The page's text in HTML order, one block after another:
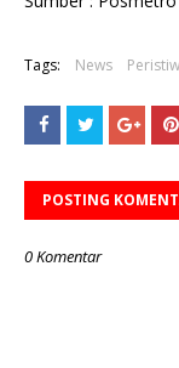
Tags: News
POSTING
0 Komentar